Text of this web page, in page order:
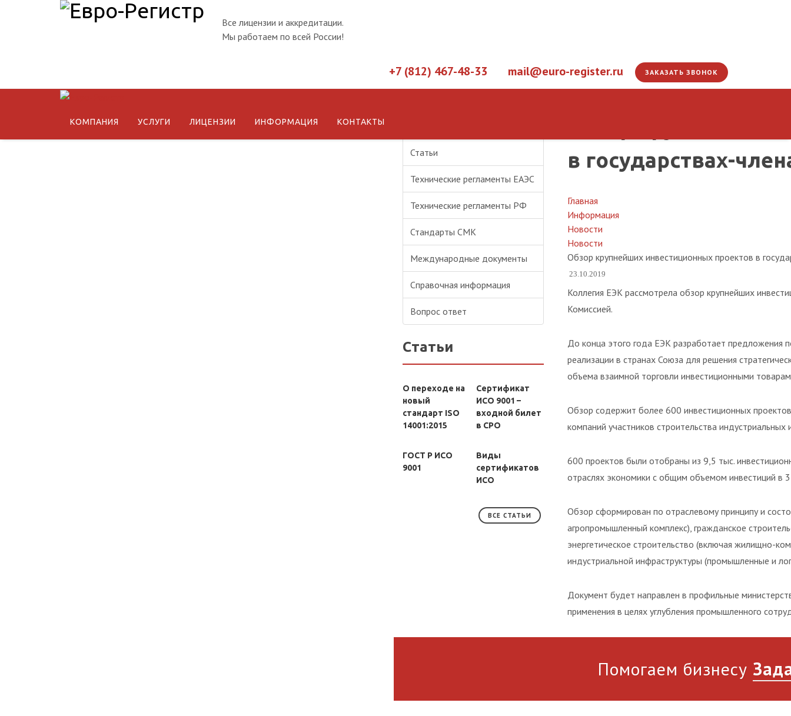
Все лицензии и аккредитации.
Мы работаем по всей России!
+7 (812) 467-48-33 mail@euro-register.ru ЗАКАЗАТЬ ЗВОНОК
КОМПАНИЯ УСЛУГИ ЛИЦЕНЗИИ ИНФОРМАЦИЯ КОНТАКТЫ
Статьи
Технические регламенты ЕАЭС
Технические регламенты РФ
Стандарты СМК
Международные документы
Справочная информация
Вопрос ответ
Статьи
О переходе на
новый
стандарт ISO
14001:2015
Сертификат
ИСО 9001 –
входной билет
в СРО
ГОСТ Р ИСО
9001
Виды
сертификатов
ИСО
ВСЕ СТАТЬИ
в государствах-
Главная
Информация
Новости
Новости
Обзор крупнейших инвестиционных проектов в
23.10.2019
Коллегия ЕЭК рассмотрела обзор крупнейших
Комиссией.
До конца этого года ЕЭК разработает предложения
реализации в странах Союза для решения
объема взаимной торговли инвестиционными
Обзор содержит более 600 инвестиционных
компаний участников строительства
600 проектов были отобраны из 9,5 тыс.
отраслях экономики с общим объемом инвестиций в
Обзор сформирован по отраслевому принципу и
агропромышленный комплекс), гражданское
энергетическое строительство (включая жилищно-
индустриальной инфраструктуры (промышленные и
Документ будет направлен в профильные
применения в целях углубления промышленного
Помогаем бизнесу